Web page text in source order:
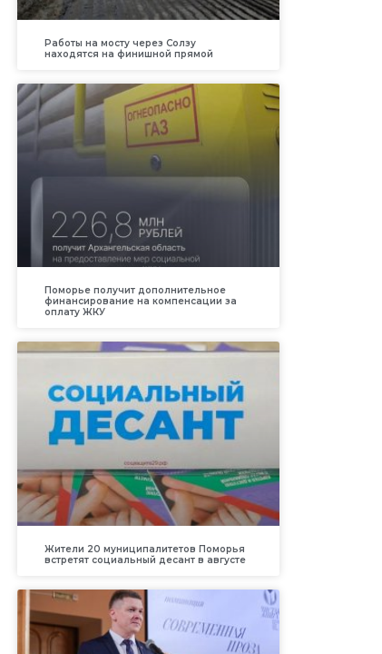
Работы на мосту через Солзу
находятся на финишной прямой
Поморье получит дополнительное
финансирование на компенсации за
оплату ЖКУ
Жители 20 муниципалитетов Поморья
встретят социальный десант в августе